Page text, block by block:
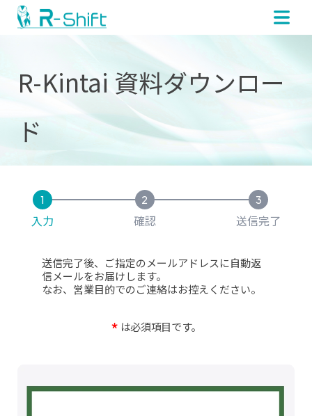
R-Kintai 資料ダウンロー
ド
入力 確認 送信完了
送信完了後、ご指定のメールアドレスに自動返
信メールをお届けします。
なお、営業目的でのご連絡はお控えください。
* は必須項目です。